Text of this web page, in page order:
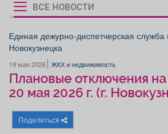
Афиша
Рукбрики
новостей
ВСЕ НОВОСТИ
Единая дежурно-диспетчерская
Новокузнецка
19 мая 2026 ЖКХ и недвижимость
Плановые отключения
20 мая 2026 г. (г.
Поделиться